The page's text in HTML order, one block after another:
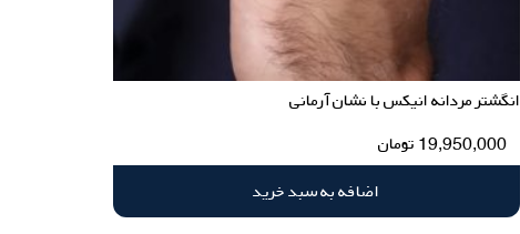
انگشتر مردانه انیکس با نشان آرمانی
19,950,000 تومان
اضافه به سبد خرید